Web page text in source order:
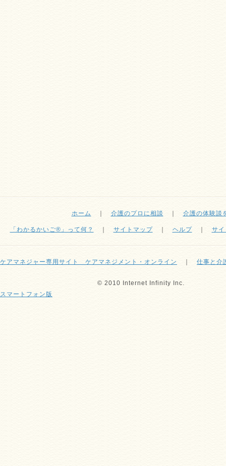
ホーム 介護のプロに相談 介護の体験談
「わかるかいご®」って何？ サイトマップ｜ ヘルプ｜ サ
ケアマネジャー専用サイト ケアマネジメント・オンライン 仕事と介
© 2010 Internet Infinity Inc.
スマートフォン版